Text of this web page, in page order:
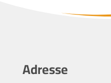
Adresse